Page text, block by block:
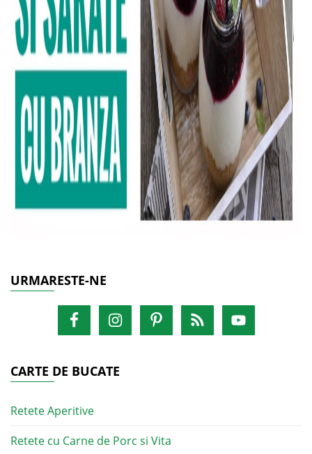
URMARESTE-NE
CARTE DE BUCATE
Retete Aperitive
Retete cu Carne de Porc si Vita